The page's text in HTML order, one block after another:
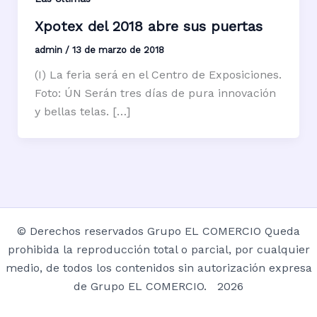
Xpotex del 2018 abre sus puertas
admin / 13 de marzo de 2018
(I) La feria será en el Centro de Exposiciones.
Foto: ÚN Serán tres días de pura innovación
y bellas telas. […]
© Derechos reservados Grupo EL COMERCIO Queda
prohibida la reproducción total o parcial, por cualquier
medio, de todos los contenidos sin autorización expresa
de Grupo EL COMERCIO. 2026